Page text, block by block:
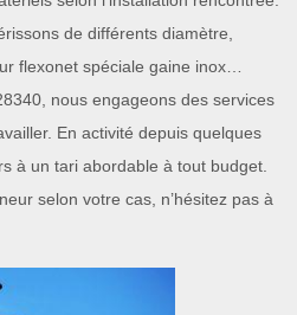
de différents diamètre,
flexonet spéciale gaine inox…
nous engageons des services
En activité depuis quelques
à un tari abordable à tout budget.
selon votre cas, n’hésitez pas à